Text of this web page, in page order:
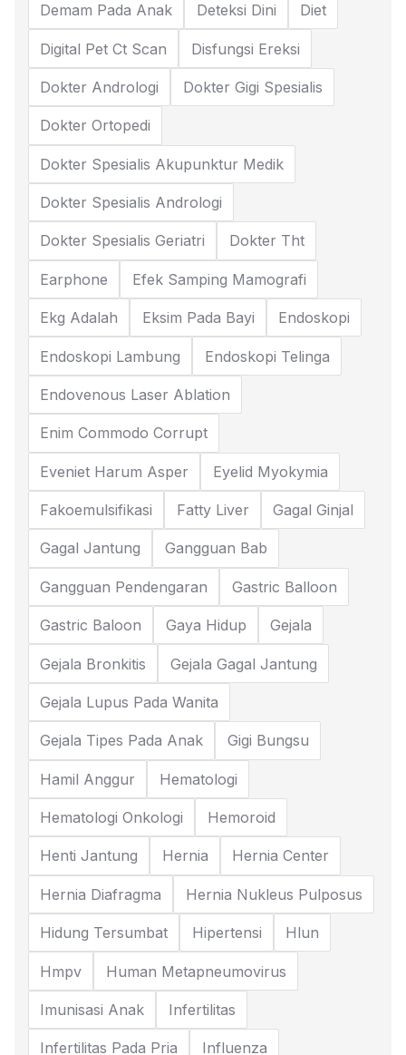
Demam Pada Anak Deteksi Dini Diet
Digital Pet Ct Scan Disfungsi Ereksi
Dokter Andrologi Dokter Gigi Spesialis
Dokter Ortopedi
Dokter Spesialis Akupunktur Medik
Dokter Spesialis Andrologi
Dokter Spesialis Geriatri Dokter Tht
Earphone Efek Samping Mamografi
Ekg Adalah Eksim Pada Bayi Endoskopi
Endoskopi Lambung Endoskopi Telinga
Endovenous Laser Ablation
Enim Commodo Corrupt
Eveniet Harum Asper Eyelid Myokymia
Fakoemulsifikasi Fatty Liver Gagal Ginjal
Gagal Jantung Gangguan Bab
Gangguan Pendengaran Gastric Balloon
Gastric Baloon Gaya Hidup Gejala
Gejala Bronkitis Gejala Gagal Jantung
Gejala Lupus Pada Wanita
Gejala Tipes Pada Anak Gigi Bungsu
Hamil Anggur Hematologi
Hematologi Onkologi Hemoroid
Henti Jantung Hernia Hernia Center
Hernia Diafragma Hernia Nukleus Pulposus
Hidung Tersumbat Hipertensi Hlun
Hmpv Human Metapneumovirus
Imunisasi Anak Infertilitas
Infertilitas Pada Pria Influenza